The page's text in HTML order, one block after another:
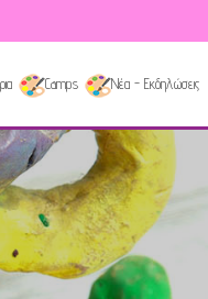
Camps Νέα - Εκδηλώσεις